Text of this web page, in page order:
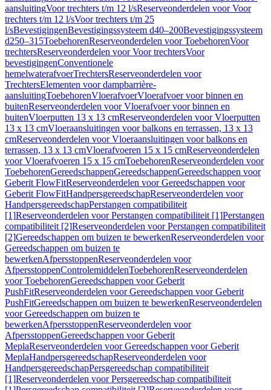
aansluitingVoor trechters t/m 12 l/sReserveonderdelen voor Voor
trechters t/m 12 l/sVoor trechters t/m 25
l/sBevestigingenBevestigingssysteem d40–200Bevestigingssysteem
d250–315ToebehorenReserveonderdelen voor ToebehorenVoor
trechtersReserveonderdelen voor Voor trechtersVoor
bevestigingenConventionele
hemelwaterafvoerTrechtersReserveonderdelen voor
TrechtersElementen voor dampbarrière-
aansluitingToebehorenVloerafvoerVloerafvoer voor binnen en
buitenReserveonderdelen voor Vloerafvoer voor binnen en
buitenVloerputten 13 x 13 cmReserveonderdelen voor Vloerputten
13 x 13 cmVloeraansluitingen voor balkons en terrassen, 13 x 13
cmReserveonderdelen voor Vloeraansluitingen voor balkons en
terrassen, 13 x 13 cmVloerafvoeren 15 x 15 cmReserveonderdelen
voor Vloerafvoeren 15 x 15 cmToebehorenReserveonderdelen voor
ToebehorenGereedschappenGereedschappenGereedschappen voor
Geberit FlowFitReserveonderdelen voor Gereedschappen voor
Geberit FlowFitHandpersgereedschapReserveonderdelen voor
HandpersgereedschapPerstangen compatibiliteit
[1]Reserveonderdelen voor Perstangen compatibiliteit [1]Perstangen
compatibiliteit [2]Reserveonderdelen voor Perstangen compatibiliteit
[2]Gereedschappen om buizen te bewerkenReserveonderdelen voor
Gereedschappen om buizen te
bewerkenAfpersstoppenReserveonderdelen voor
AfpersstoppenControlemiddelenToebehorenReserveonderdelen
voor ToebehorenGereedschappen voor Geberit
PushFitReserveonderdelen voor Gereedschappen voor Geberit
PushFitGereedschappen om buizen te bewerkenReserveonderdelen
voor Gereedschappen om buizen te
bewerkenAfpersstoppenReserveonderdelen voor
AfpersstoppenGereedschappen voor Geberit
MeplaReserveonderdelen voor Gereedschappen voor Geberit
MeplaHandpersgereedschapReserveonderdelen voor
HandpersgereedschapPersgereedschap compatibiliteit
[1]Reserveonderdelen voor Persgereedschap compatibiliteit